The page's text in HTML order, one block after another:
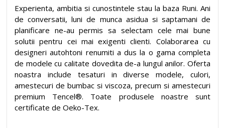
Experienta, ambitia si cunostintele stau la baza Runi. Ani
de conversatii, luni de munca asidua si saptamani de
planificare ne-au permis sa selectam cele mai bune
solutii pentru cei mai exigenti clienti. Colaborarea cu
designeri autohtoni renumiti a dus la o gama completa
de modele cu calitate dovedita de-a lungul anilor. Oferta
noastra include tesaturi in diverse modele, culori,
amestecuri de bumbac si viscoza, precum si amestecuri
premium Tencel®. Toate produsele noastre sunt
certificate de Oeko-Tex.